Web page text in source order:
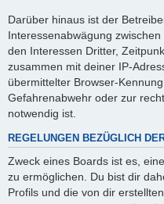
Darüber hinaus ist der
Interessenabwägung
den Interessen Dritter,
zusammen mit deiner IP-
übermittelter Browser-
Gefahrenabwehr oder zur
notwendig ist.
REGELUNGEN BEZÜGLICH
Zweck eines Boards ist es,
zu ermöglichen. Du bist dir
Profils und die von dir